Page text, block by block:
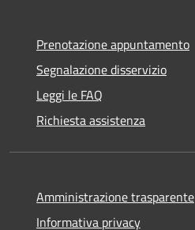
Prenotazione appuntamento
Segnalazione disservizio
Leggi le FAQ
Richiesta assistenza
Amministrazione trasparente
Informativa privacy